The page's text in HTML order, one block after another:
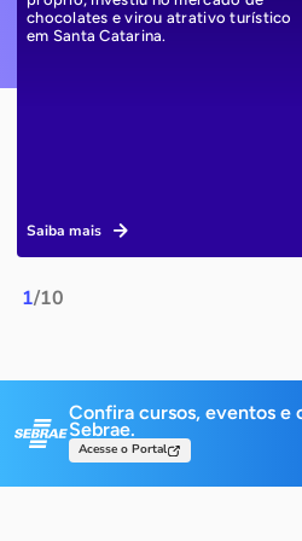
1/10
chocolates e virou atrativo turístico
em Santa Catarina.
Saiba mais
Confira cursos, eventos e
Sebrae.
Acesse o Portal